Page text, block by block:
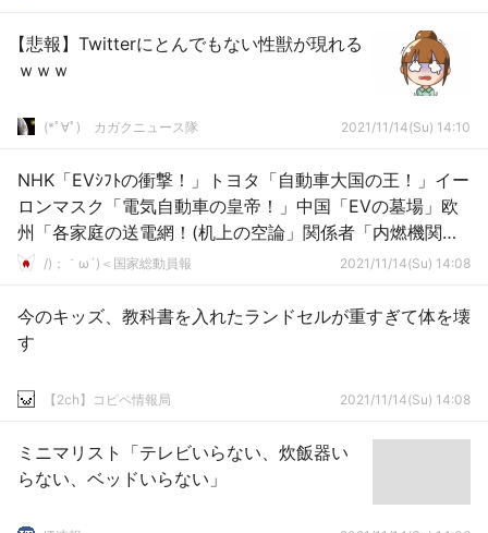
【悲報】Twitterにとんでもない性獣が現れる
ｗｗｗ
(*ﾟ∀ﾟ)ゞカガクニュース隊 2021/11/14(Su) 14:10
NHK「EVｼﾌﾄの衝撃！」トヨタ「自動車大国の王！」イー
ロンマスク「電気自動車の皇帝！」中国「EVの墓場」欧
州「各家庭の送電網！(机上の空論」関係者「内燃機関の
時代続く！」→
/)；｀ω´)＜国家総動員報 2021/11/14(Su) 14:08
今のキッズ、教科書を入れたランドセルが重すぎて体を壊
す
【2ch】コピペ情報局 2021/11/14(Su) 14:08
ミニマリスト「テレビいらない、炊飯器い
らない、ベッドいらない」